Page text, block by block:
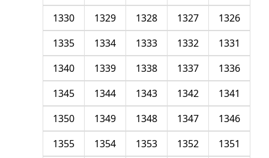
1326
1327
1328
1329
1330
1331
1332
1333
1334
1335
1336
1337
1338
1339
1340
1341
1342
1343
1344
1345
1346
1347
1348
1349
1350
1351
1352
1353
1354
1355